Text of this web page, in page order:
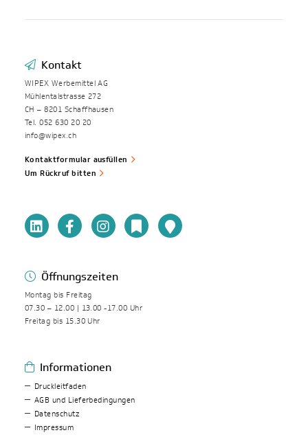
Kontakt
WIPEX Werbemittel AG
Mühlentalstrasse 272
CH – 8201 Schaffhausen
Tel. 052 630 20 20
info@wipex.ch
Kontaktformular ausfüllen
Um Rückruf bitten
Öffnungszeiten
Montag bis Freitag
07.30 – 12.00 | 13.00 -17.00 Uhr
Freitag bis 15.30 Uhr
Informationen
Druckleitfaden
AGB und Lieferbedingungen
Datenschutz
Impressum